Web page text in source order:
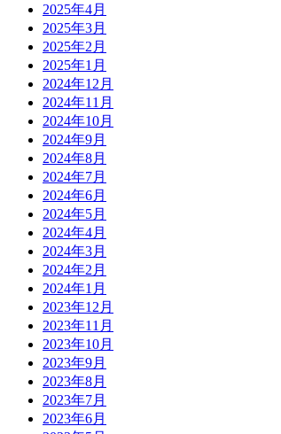
2025年4月
2025年3月
2025年2月
2025年1月
2024年12月
2024年11月
2024年10月
2024年9月
2024年8月
2024年7月
2024年6月
2024年5月
2024年4月
2024年3月
2024年2月
2024年1月
2023年12月
2023年11月
2023年10月
2023年9月
2023年8月
2023年7月
2023年6月